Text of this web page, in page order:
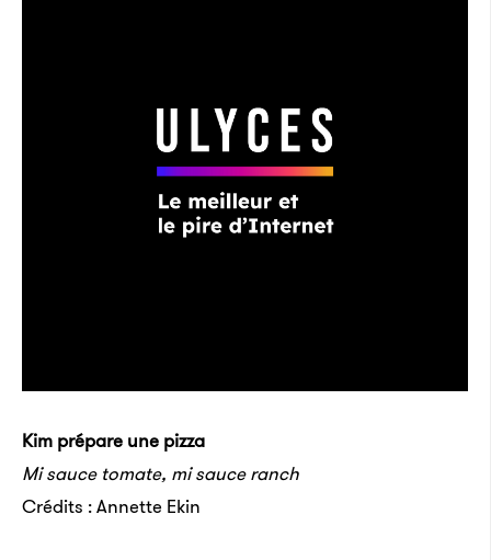
Kim prépare une pizza
Mi sauce tomate, mi sauce ranch
Crédits : Annette Ekin